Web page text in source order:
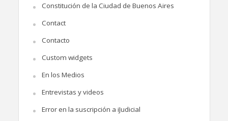
Constitución de la Ciudad de Buenos Aires
Contact
Contacto
Custom widgets
En los Medios
Entrevistas y videos
Error en la suscripción a iJudicial